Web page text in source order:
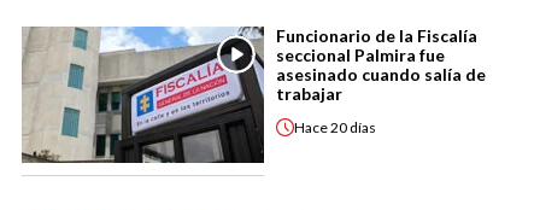
Funcionario de la Fiscalía
seccional Palmira fue
asesinado cuando salía de
trabajar
Hace20 días